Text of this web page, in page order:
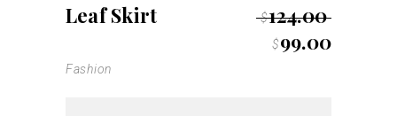
Leaf Skirt $124.00
$99.00
Fashion